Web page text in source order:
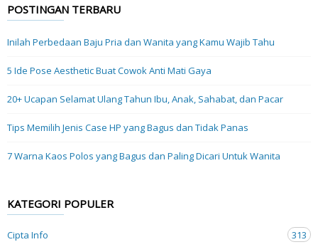
POSTINGAN TERBARU
Inilah Perbedaan Baju Pria dan Wanita yang Kamu Wajib Tahu
5 Ide Pose Aesthetic Buat Cowok Anti Mati Gaya
20+ Ucapan Selamat Ulang Tahun Ibu, Anak, Sahabat, dan Pacar
Tips Memilih Jenis Case HP yang Bagus dan Tidak Panas
7 Warna Kaos Polos yang Bagus dan Paling Dicari Untuk Wanita
KATEGORI POPULER
Cipta Info
313